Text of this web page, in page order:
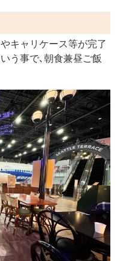
キャリケース等が完了
う事で､朝食兼昼ご飯